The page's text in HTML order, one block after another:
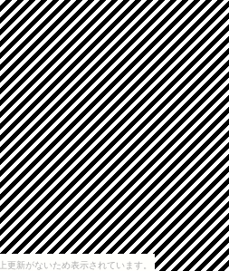
更新がないため表示されています。